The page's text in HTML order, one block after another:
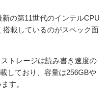
新の第11世代のインテルCPU
搭載しているのがスペック面
トレージは読み書き速度の
しており、容量は256GBや
す。